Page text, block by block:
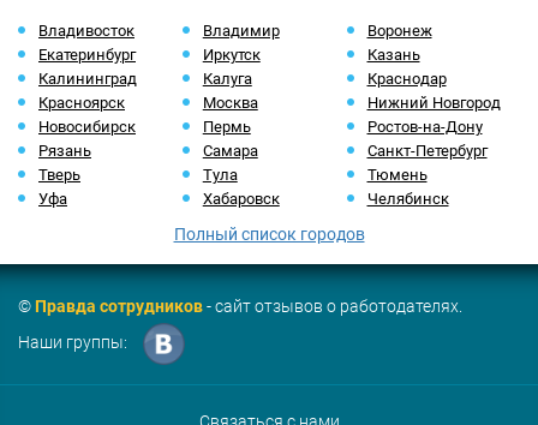
Владивосток Владимир
Воронеж
Екатеринбург
Иркутск
Казань
Калининград
Калуга
Краснодар
Красноярск
Москва
Нижний Новгород
Новосибирск
Пермь
Ростов-на-Дону
Рязань
Самара
Санкт-Петербург
Тверь
Тула
Тюмень
Уфа
Хабаровск Челябинск
Полный список городов
©Правда сотрудников- сайт отзывов о работодателях.
Наши группы: